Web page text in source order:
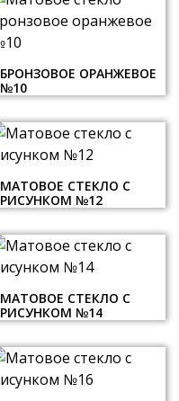
БРОНЗОВОЕ ОРАНЖЕВОЕ
№10
МАТОВОЕ СТЕКЛО С
РИСУНКОМ №12
МАТОВОЕ СТЕКЛО С
РИСУНКОМ №14